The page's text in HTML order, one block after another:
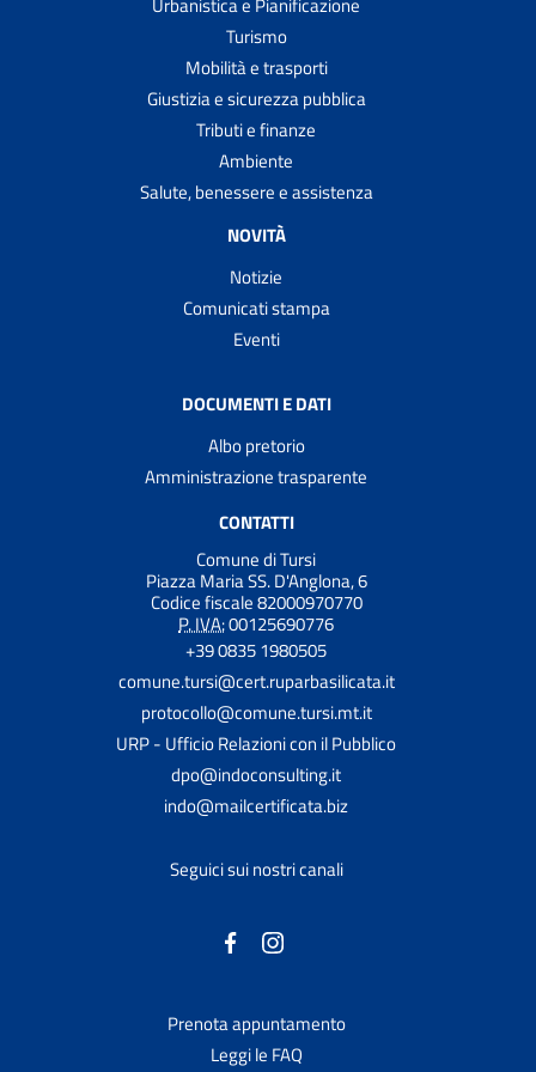
Turismo
Mobilità e trasporti
Giustizia e sicurezza pubblica
Tributi e finanze
Ambiente
Salute, benessere e assistenza
NOVITÀ
Notizie
Comunicati stampa
Eventi
DOCUMENTI E DATI
Albo pretorio
Amministrazione trasparente
CONTATTI
Comune di Tursi
Piazza Maria SS. D'Anglona, 6
Codice fiscale 82000970770
P. IVA:00125690776
+39 0835 1980505
comune.tursi@cert.ruparbasilicata.it
protocollo@comune.tursi.mt.it
URP - Ufficio Relazioni con il Pubblico
dpo@indoconsulting.it
indo@mailcertificata.biz
Seguici sui nostri canali
Prenota appuntamento
Leggi le FAQ